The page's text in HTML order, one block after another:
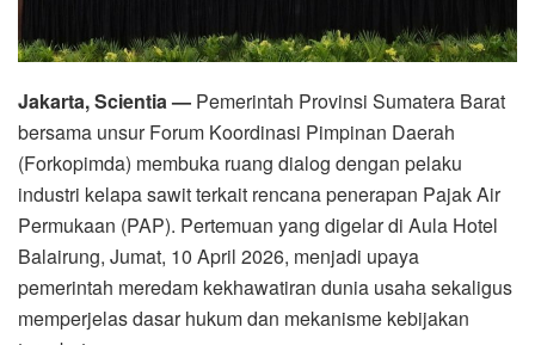
Jakarta, Scientia — Pemerintah Provinsi Sumatera Barat
bersama unsur Forum Koordinasi Pimpinan Daerah
(Forkopimda) membuka ruang dialog dengan pelaku
industri kelapa sawit terkait rencana penerapan Pajak Air
Permukaan (PAP). Pertemuan yang digelar di Aula Hotel
Balairung, Jumat, 10 April 2026, menjadi upaya
pemerintah meredam kekhawatiran dunia usaha sekaligus
memperjelas dasar hukum dan mekanisme kebijakan